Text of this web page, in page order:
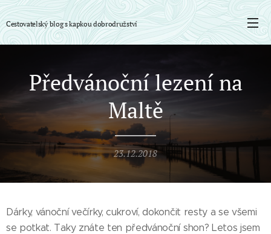
Cestovatelský blog skapkoudobrodružství
Předvánoční lezení na
Maltě
23.12.2018
Dárky, vánoční večírky, cukroví, dokončit resty a se všemi
se potkat. Taky znáte ten předvánoční shon? Letos jsem